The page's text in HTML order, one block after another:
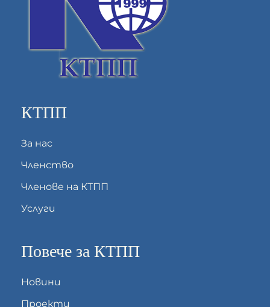
КТПП
За нас
Членство
Членове на КТПП
Услуги
Повече за КТПП
Новини
Проекти